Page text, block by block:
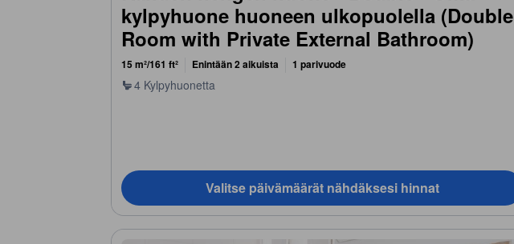
kylpyhuone huoneen ulkopuolella (Double
Room with Private External Bathroom)
15 m²/161 ft² Enintään 2 aikuista 1 parivuode
4 Kylpyhuonetta
Valitse päivämäärät nähdäksesi hinnat